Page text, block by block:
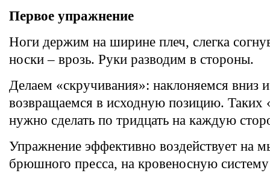
Первое упражнение
Ноги держим на ширине плеч, слегка
носки – врозь. Руки разводим в стороны.
Делаем «скручивания»: наклоняемся вниз
возвращаемся в исходную позицию. Таких
нужно сделать по тридцать на каждую
Упражнение эффективно воздействует на
брюшного пресса, на кровеносную